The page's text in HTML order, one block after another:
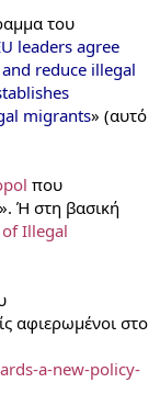
του
leaders agree
reduce illegal
migrants» (αυτό
που
». Ή στη βασική
Illegal
αφιερωμένοι στο
a-new-policy-